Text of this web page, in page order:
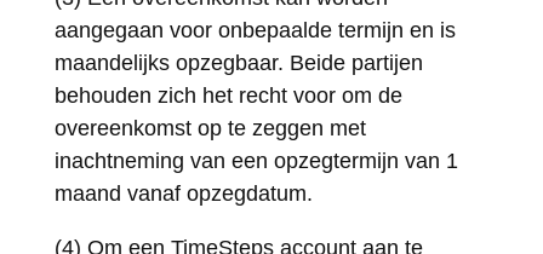
aangegaan voor onbepaalde termijn en is
maandelijks opzegbaar. Beide partijen
behouden zich het recht voor om de
overeenkomst op te zeggen met
inachtneming van een opzegtermijn van 1
maand vanaf opzegdatum.
(4) Om een TimeSteps account aan te